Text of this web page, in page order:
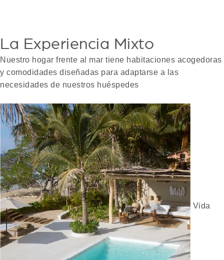
La Experiencia Mixto
Nuestro hogar frente al mar tiene habitaciones acogedoras
y comodidades diseñadas para adaptarse a las
necesidades de nuestros huéspedes
Vida